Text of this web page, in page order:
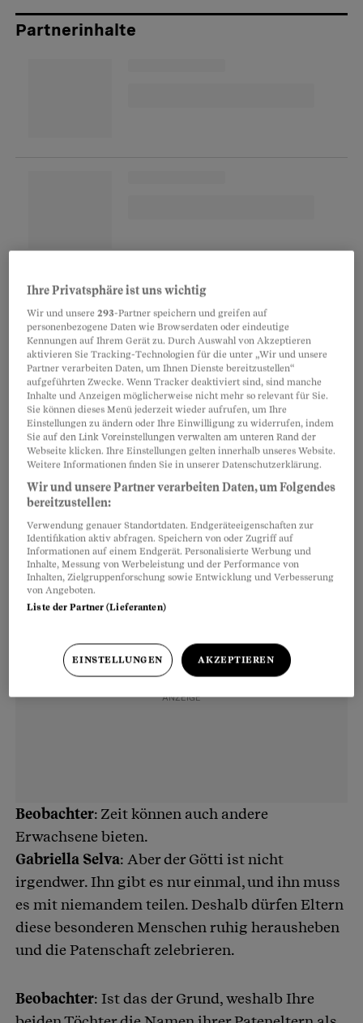
Partnerinhalte
Beziehung zum Gottenkind zwangsläufig über
eine gute Beziehung zwischen den Erwachsenen.
Gabriella Selva: Ja. Zumindest so lange, bis das
Kind selbständig Kontakt zum Gotti aufnehmen
kann. Die Eltern sind es schliesslich, die das
Kind den Pateneltern «präsentieren».
Beobachter: Was ist das Wichtigste, was Gotti
und Götti ihren Patenkindern bieten können?
Gabriella Selva
Das gegenseitige Gefühl, etwas Besonderes zu
sein.
Beobachter: Zeit können auch andere
Erwachsene bieten.
Gabriella Selva: Aber der Götti ist nicht
irgendwer. Ihn gibt es nur einmal, und ihn muss
es mit niemandem teilen. Deshalb dürfen Eltern
diese besonderen Menschen ruhig herausheben
und die Patenschaft zelebrieren.
Beobachter: Ist das der Grund, weshalb Ihre
Ihre Privatsphäre ist uns wichtig
Wir und unsere293-Partner speichern und greifen auf
personenbezogene Daten wie Browserdaten oder eindeutige
Kennungen auf Ihrem Gerät zu. Durch Auswahl von Akzeptieren
aktivieren Sie Tracking-Technologien für die unter „Wir und unsere
Partner verarbeiten Daten, um Ihnen Dienste bereitzustellen“
aufgeführten Zwecke. Wenn Tracker deaktiviert sind, sind manche
Inhalte und Anzeigen möglicherweise nicht mehr so relevant für Sie.
Sie können dieses Menü jederzeit wieder aufrufen, um Ihre
Einstellungen zu ändern oder Ihre Einwilligung zu widerrufen, indem
Sie auf den Link Voreinstellungen verwalten am unteren Rand der
Webseite klicken. Ihre Einstellungen gelten innerhalb unseres Website.
Weitere Informationen finden Sie in unserer Datenschutzerklärung.
Wir und unsere Partner verarbeiten Daten, um Folgendes
bereitzustellen:
Verwendung genauer Standortdaten. Endgeräteeigenschaften zur
Identifikation aktiv abfragen. Speichern von oder Zugriff auf
Informationen auf einem Endgerät. Personalisierte Werbung und
Inhalte, Messung von Werbeleistung und der Performance von
Inhalten, Zielgruppenforschung sowie Entwicklung und Verbesserung
von Angeboten.
Liste der Partner (Lieferanten)
EINSTELLUNGEN AKZEPTIEREN